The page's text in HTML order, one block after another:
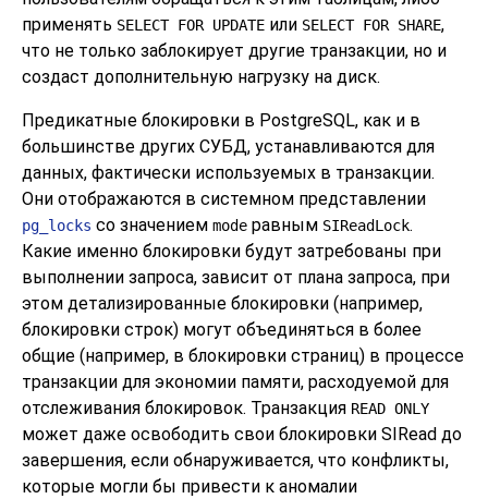
применять SELECT FOR UPDATE или SELECT FOR SHARE,
что не только заблокирует другие транзакции, но и
создаст дополнительную нагрузку на диск.
Предикатные блокировки в PostgreSQL, как и в
большинстве других СУБД, устанавливаются для
данных, фактически используемых в транзакции.
Они отображаются в системном представлении
pg_locks со значением mode равным SIReadLock.
Какие именно блокировки будут затребованы при
выполнении запроса, зависит от плана запроса, при
этом детализированные блокировки (например,
блокировки строк) могут объединяться в более
общие (например, в блокировки страниц) в процессе
транзакции для экономии памяти, расходуемой для
отслеживания блокировок. Транзакция READ ONLY
может даже освободить свои блокировки SIRead до
завершения, если обнаруживается, что конфликты,
которые могли бы привести к аномалии